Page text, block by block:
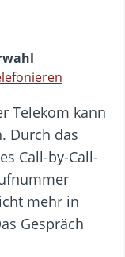
Telekom kann
Durch das
Call-by-Call-
mehr in
Gespräch